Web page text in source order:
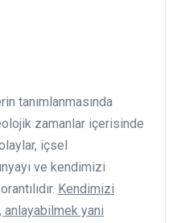
tanımlanmasında
zamanlar içerisinde
içsel
ve kendimizi
Kendimizi
anlayabilmek yani